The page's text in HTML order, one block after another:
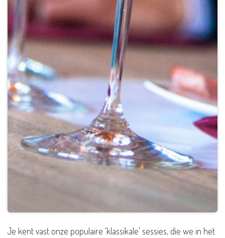
Je kent vast onze populaire ‘klassikale’ sessies, die we in het